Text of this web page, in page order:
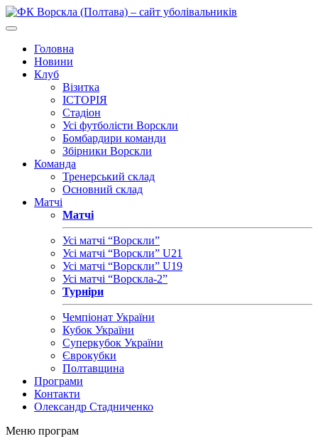
Головна
Новини
Клуб
Візитка
ІСТОРІЯ
Стадіон
Усі футболісти Ворскли
Бомбардири команди
Збірники Ворскли
Команда
Тренерський склад
Основний склад
Матчі
Матчі
Усі матчі “Ворскли”
Усі матчі “Ворскли” U21
Усі матчі “Ворскли” U19
Усі матчі “Ворскла-2”
Турніри
Чемпіонат України
Кубок України
Суперкубок України
Єврокубки
Полтавщина
Програми
Контакти
Олександр Стадниченко
Меню програм